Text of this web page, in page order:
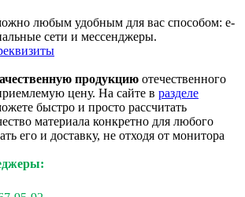
любым удобным для вас способом: e-
сети и мессенджеры.
продукцию отечественного
цену. На сайте в разделе
быстро и просто рассчитать
материала конкретно для любого
его и доставку, не отходя от монитора